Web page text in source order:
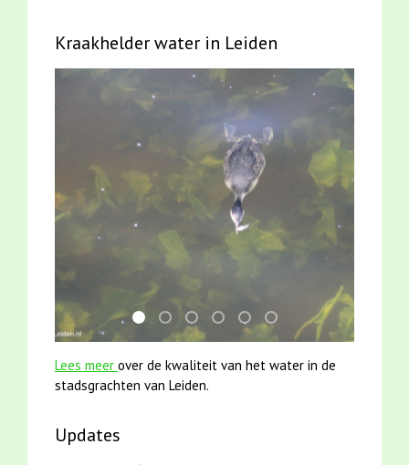
Kraakhelder water in Leiden
mei2021 watervogelmethode fuut met baars
smoelenboek fifi en karper nieuwsbrief-
mei2021 1 snoekje elly
karper met kattenklimtouw
jun2021 28 brasem en
jun2021 zaklv 5
Lees meer over de kwaliteit van het water in de
stadsgrachten van Leiden.
Updates